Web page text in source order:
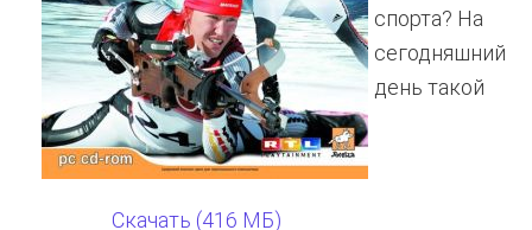
Скачать (416 МБ)
спорта? На
сегодняшний
день такой